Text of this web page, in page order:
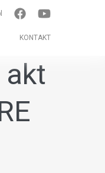
KONTAKT
akt